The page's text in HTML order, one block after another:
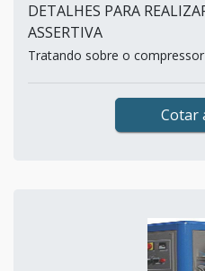
DETALHES PARA
ASSERTIVA
Tratando sobre o
Cotar